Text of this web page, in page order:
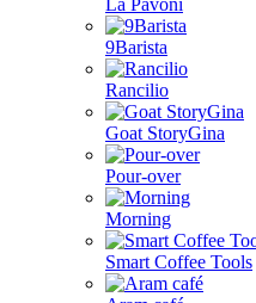
La Pavoni
9Barista
Rancilio
Goat StoryGina
Pour-over
Morning
Smart Coffee Tools